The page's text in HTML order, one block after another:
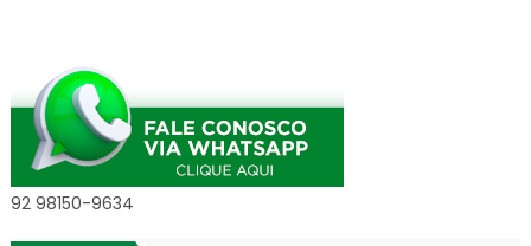
92 98150-9634